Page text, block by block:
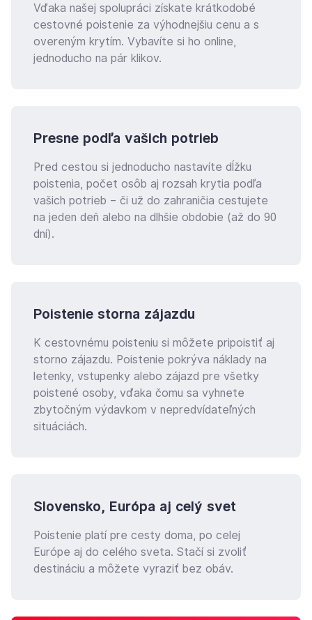
Vďaka našej spolupráci získate krátkodobé
cestovné poistenie za výhodnejšiu cenu a s
overeným krytím. Vybavíte si ho online,
jednoducho na pár klikov.
Presne podľa vašich potrieb
Pred cestou si jednoducho nastavíte dĺžku
poistenia, počet osôb aj rozsah krytia podľa
vašich potrieb – či už do zahraničia cestujete
na jeden deň alebo na dlhšie obdobie (až do 90
dní).
Poistenie storna zájazdu
K cestovnému poisteniu si môžete pripoistiť aj
storno zájazdu. Poistenie pokrýva náklady na
letenky, vstupenky alebo zájazd pre všetky
poistené osoby, vďaka čomu sa vyhnete
zbytočným výdavkom v nepredvídateľných
situáciách.
Slovensko, Európa aj celý svet
Poistenie platí pre cesty doma, po celej
Európe aj do celého sveta. Stačí si zvoliť
destináciu a môžete vyraziť bez obáv.